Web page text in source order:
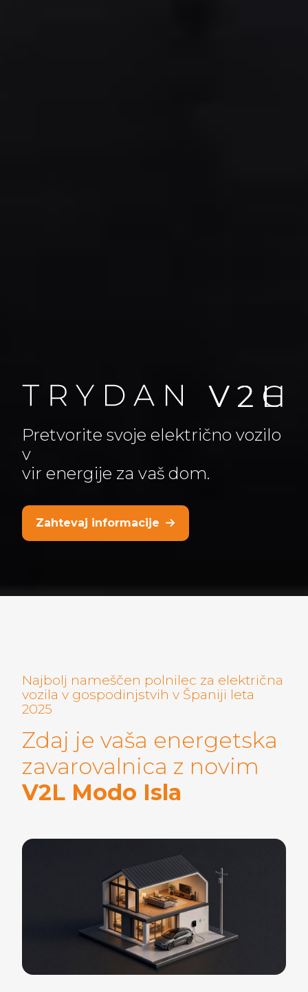
Pretvorite svoje električno vozilo
v
vir energije za vaš dom.
Zahtevaj informacije
Najbolj nameščen polnilec za električna
vozila v gospodinjstvih v Španiji leta
2025
Zdaj je vaša energetska
zavarovalnica z novim
V2L Modo Isla